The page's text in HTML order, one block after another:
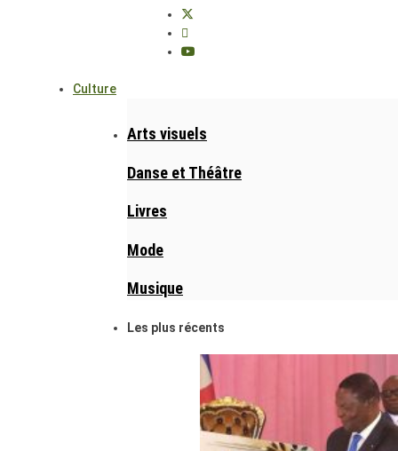
Culture
Arts visuels
Danse et Théâtre
Livres
Mode
Musique
Les plus récents